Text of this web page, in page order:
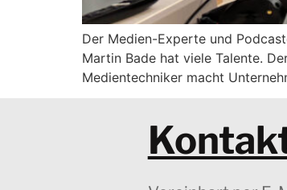
Der Medien-Experte und
Martin Bade hat viele Talente.
Medientechniker macht